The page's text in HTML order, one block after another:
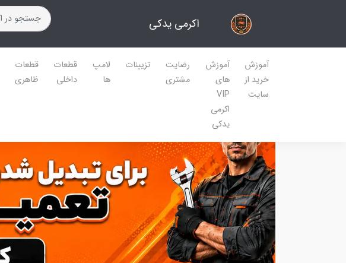
اکرمی یدکی
آموزش
خرید از
سایت
آموزش
های
VIP
اکرمی
یدکی
رضایت
مشتری
تزیینات
لامپ
ها
قطعات
داخلی
قطعات
ظاهری